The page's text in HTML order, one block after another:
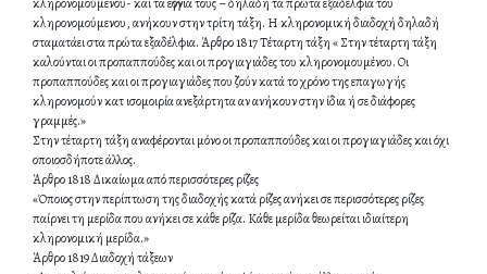
κληρονομούμενου- και τα εγγόνια τους – δηλαδή τα πρώτα εξαδέλφια του
κληρονομούμενου, ανήκουν στην τρίτη τάξη. Η κληρονομική διαδοχή δηλαδή
σταματάει στα πρώτα εξαδέλφια. Άρθρο 1817 Τέταρτη τάξη « Στην τέταρτη τάξη
καλούνται οι προπαππούδες και οι προγιαγιάδες του κληρονομουμένου. Οι
προπαππούδες και οι προγιαγιάδες που ζούν κατά το χρόνο της επαγωγής
κληρονομούν κατ ισομοιρία ανεξάρτητα αν ανήκουν στην ίδια ή σε διάφορες
γραμμές.»
Στην τέταρτη τάξη αναφέρονται μόνο οι προπαππούδες και οι προγιαγιάδες και όχι
οποιοσδήποτε άλλος.
Άρθρο 1818 Δικαίωμα από περισσότερες ρίζες
«Όποιος στην περίπτωση της διαδοχής κατά ρίζες ανήκει σε περισσότερες ρίζες
παίρνει τη μερίδα που ανήκει σε κάθε ρίζα. Κάθε μερίδα θεωρείται ιδιαίτερη
κληρονομική μερίδα.»
Άρθρο 1819 Διαδοχή τάξεων